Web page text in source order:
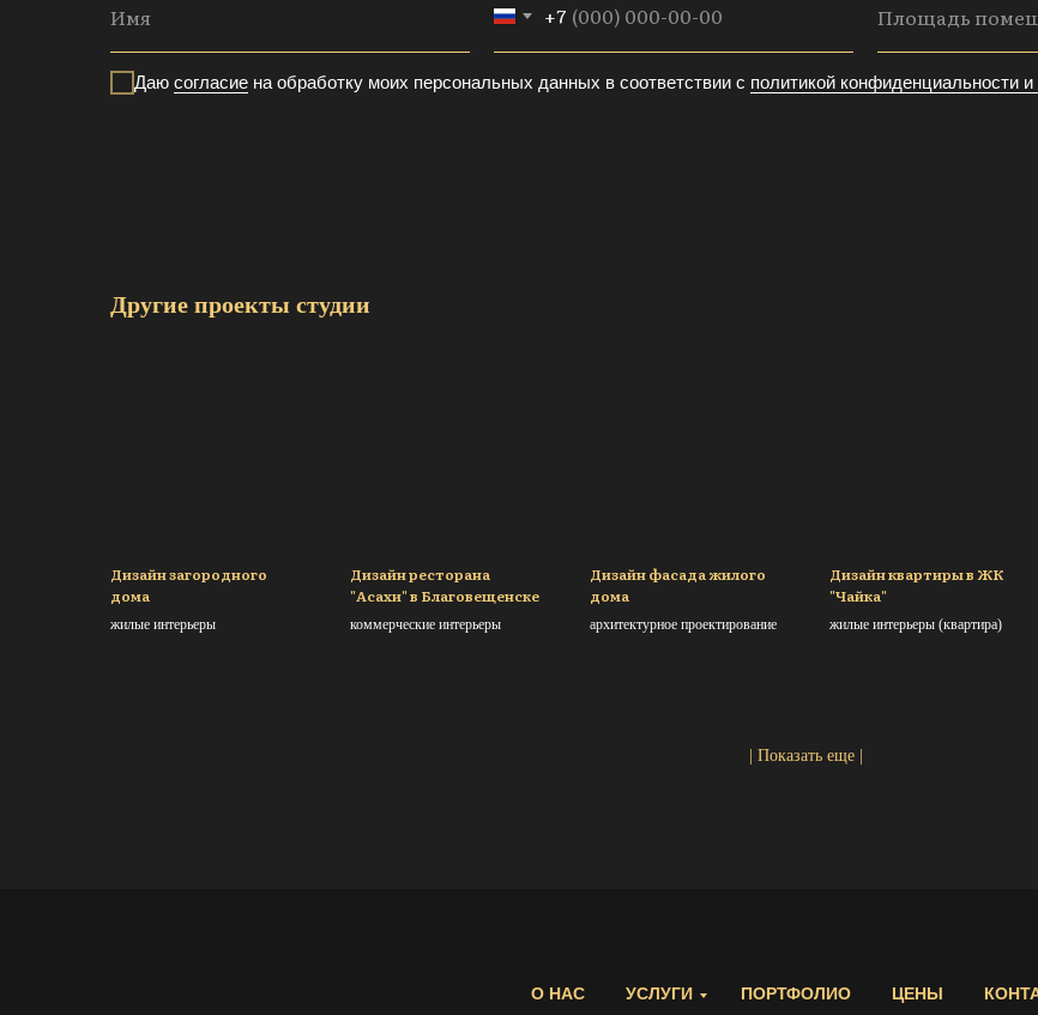
+7
Даю согласие на обработку моих персональных данных в соответствии с политикой конфиденциальности
Другие проекты студии
Дизайн загородного
дома
жилые интерьеры
Дизайн ресторана
"Асахи" в Благовещенске
коммерческие интерьеры
Дизайн фасада жилого
дома
архитектурное проектирование
Дизайн квартиры в ЖК
"Чайка"
жилые интерьеры (квартирa)
| Показать еще |
О НАС УСЛУГИ ПОРТФОЛИО ЦЕНЫ